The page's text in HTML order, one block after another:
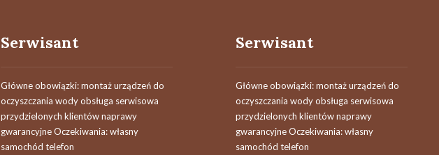
Serwisant
Główne obowiązki: montaż urządzeń do
oczyszczania wody obsługa serwisowa
przydzielonych klientów naprawy
gwarancyjne Oczekiwania: własny
samochód telefon
Serwisant
Główne obowiązki: montaż urządzeń do
oczyszczania wody obsługa serwisowa
przydzielonych klientów naprawy
gwarancyjne Oczekiwania: własny
samochód telefon